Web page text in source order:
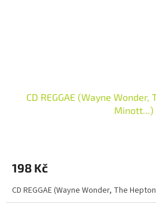
CD REGGAE (Wayne
Minott...)
198 Kč
CD REGGAE (Wayne Wonder, The